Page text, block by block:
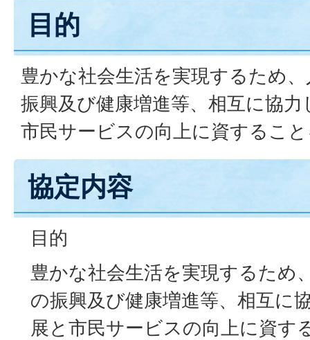
目的
豊かな社会生活を実現するため
振興及び健康増進等、相互に協
市民サービスの向上に資するこ
協定内容
目的
豊かな社会生活を実現するため
の振興及び健康増進等、相互に
展と市民サービスの向上に資す